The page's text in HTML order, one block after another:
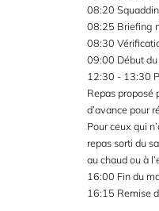
08:20
08:25 Briefing
08:30
09:00 Début
12:30 - 13:30
Repas proposé
d’avance pour
Pour ceux qui
repas sorti du
au chaud ou à
16:00 Fin du
16:15 Remise